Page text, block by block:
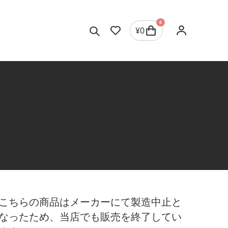
¥0
0
ちらの商品はメーカーにて製造中止と
ったため、当店でも販売を終了してい